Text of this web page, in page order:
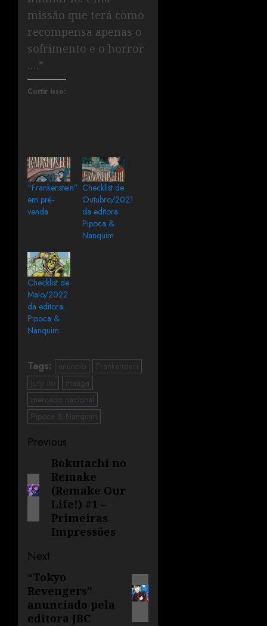
missão que terá como
recompensa apenas o
sofrimento e o horror
….”
Curtir isso:
“Frankenstein”
em pré-
venda
Checklist de
Outubro/2021
da editora
Pipoca &
Nanquim
Checklist de
Maio/2022
da editora
Pipoca &
Nanquim
Tags: anúncio
Frankenstein
Junji Ito
manga
mercado nacional
Pipoca & Nanquim
Previous
Bokutachi no
Remake
(Remake Our
Life!) #1 –
Primeiras
Impressões
Next
“Tokyo
Revengers”
anunciado pela
editora JBC